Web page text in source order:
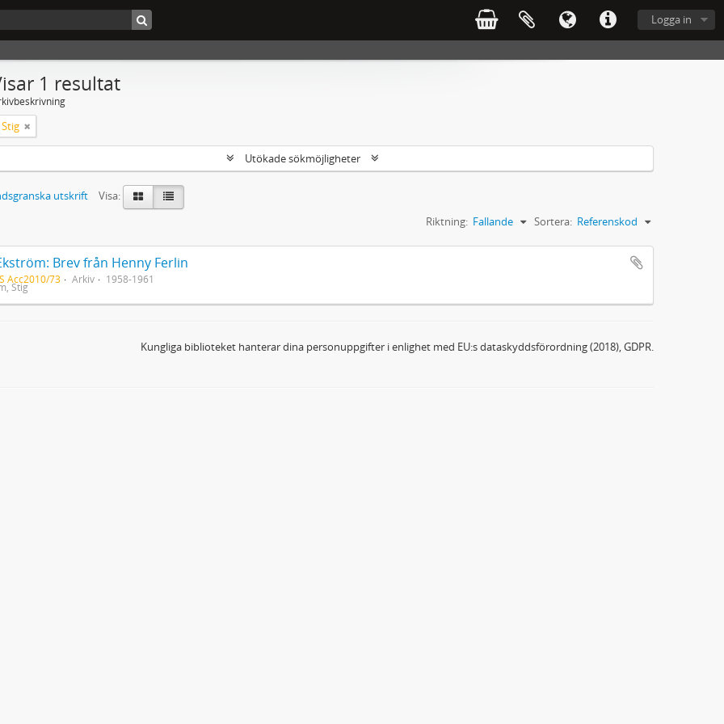
Logga in
1 resultat
Utökade sökmöjligheter
utskrift
Visa:
Sortera: Referenskod
Riktning: Fallande
Brev från Henny Ferlin
Acc2010/73 Arkiv 1958-1961
Stig
Kungliga biblioteket hanterar dina personuppgifter i enlighet med EU:s dataskyddsförordning (2018), GDPR.